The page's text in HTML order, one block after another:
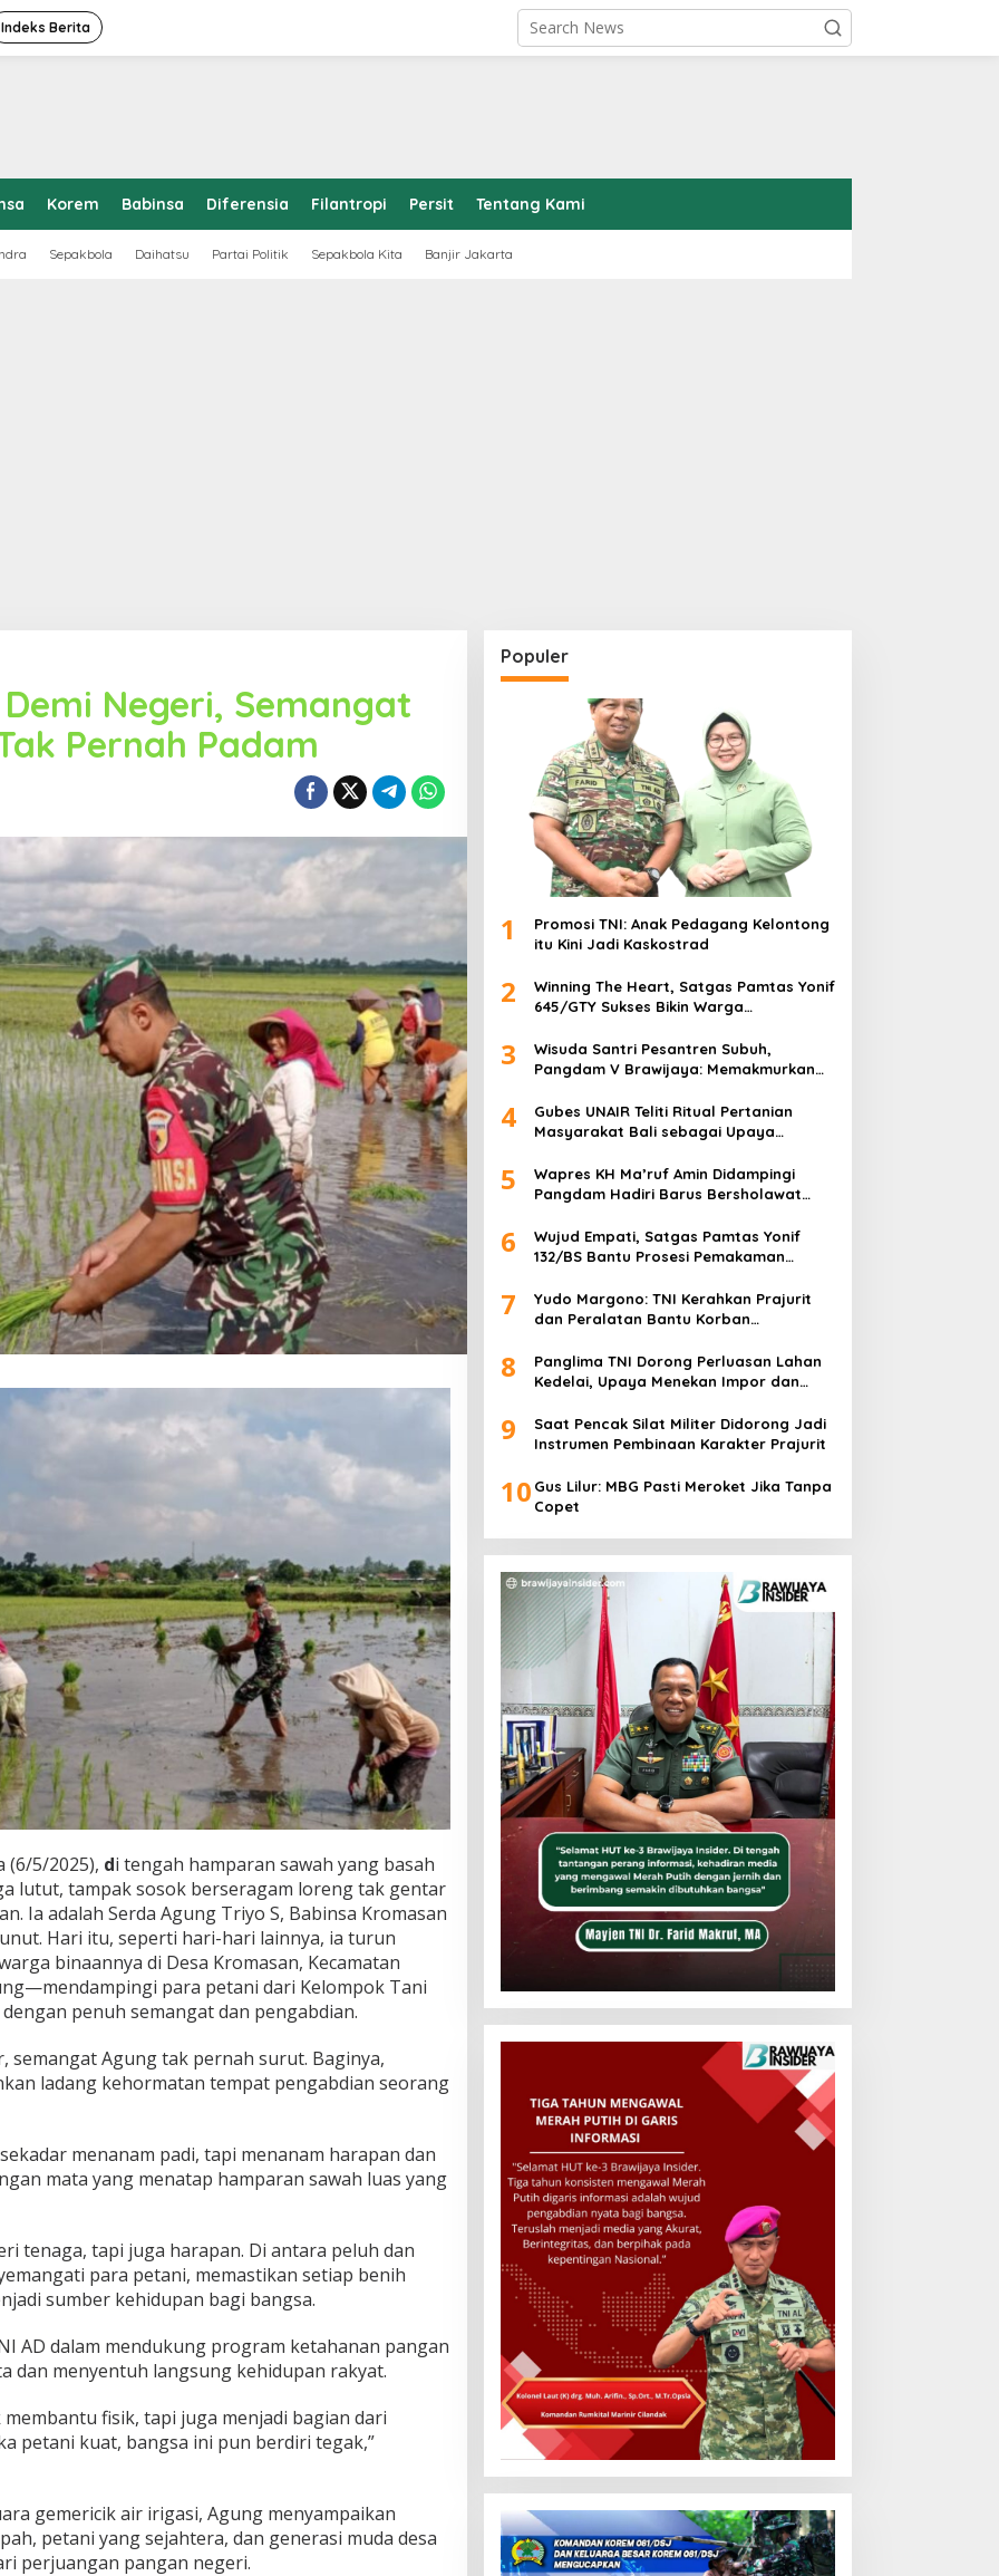
Indeks Berita
Korem Babinsa Diferensia Filantropi Persit Tentang Kami
Sepakbola Daihatsu Partai Politik Sepakbola Kita Banjir Jakarta
Negeri, Semangat
Pernah Padam
(6/5/2025), di tengah hamparan sawah yang basah
lutut, tampak sosok berseragam loreng tak gentar
Ia adalah Serda Agung Triyo S, Babinsa Kromasan
Hari itu, seperti hari-hari lainnya, ia turun
binaannya di Desa Kromasan, Kecamatan
para petani dari Kelompok Tani
penuh semangat dan pengabdian.
semangat Agung tak pernah surut. Baginya,
ladang kehormatan tempat pengabdian seorang
menanam padi, tapi menanam harapan dan
mata yang menatap hamparan sawah luas yang
tenaga, tapi juga harapan. Di antara peluh dan
para petani, memastikan setiap benih
sumber kehidupan bagi bangsa.
AD dalam mendukung program ketahanan pangan
dan menyentuh langsung kehidupan rakyat.
fisik, tapi juga menjadi bagian dari
petani kuat, bangsa ini pun berdiri tegak,”
gemericik air irigasi, Agung menyampaikan
petani yang sejahtera, dan generasi muda desa
perjuangan pangan negeri.
Populer
1
Promosi TNI: Anak Pedagang Kelontong
itu Kini Jadi Kaskostrad
2
Winning The Heart, Satgas Pamtas Yonif
645/GTY Sukses Bikin Warga
3
Wisuda Santri Pesantren Subuh,
Pangdam V Brawijaya: Memakmurkan
4
Gubes UNAIR Teliti Ritual Pertanian
Masyarakat Bali sebagai Upaya
5
Wapres KH Ma’ruf Amin Didampingi
Pangdam Hadiri Barus Bersholawat
6
Wujud Empati, Satgas Pamtas Yonif
132/BS Bantu Prosesi Pemakaman
7
Yudo Margono: TNI Kerahkan Prajurit
dan Peralatan Bantu Korban
8
Panglima TNI Dorong Perluasan Lahan
Kedelai, Upaya Menekan Impor dan
9
Saat Pencak Silat Militer Didorong Jadi
Instrumen Pembinaan Karakter Prajurit
10 Gus Lilur: MBG Pasti Meroket Jika Tanpa
Copet